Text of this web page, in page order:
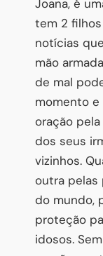
Joana, é
tem 2
notícias
mão
de mal
momento e
oração
dos seus
vizinhos.
outra pelas
do mundo,
proteção
idosos.